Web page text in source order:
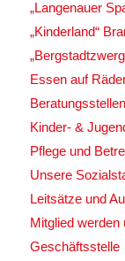
„Langenauer
„Kinderland“
Essen auf
Beratungsstellen
Kinder- &
Pflege und
Unsere
Leitsätze und
Mitglied werden
Geschäftsstelle